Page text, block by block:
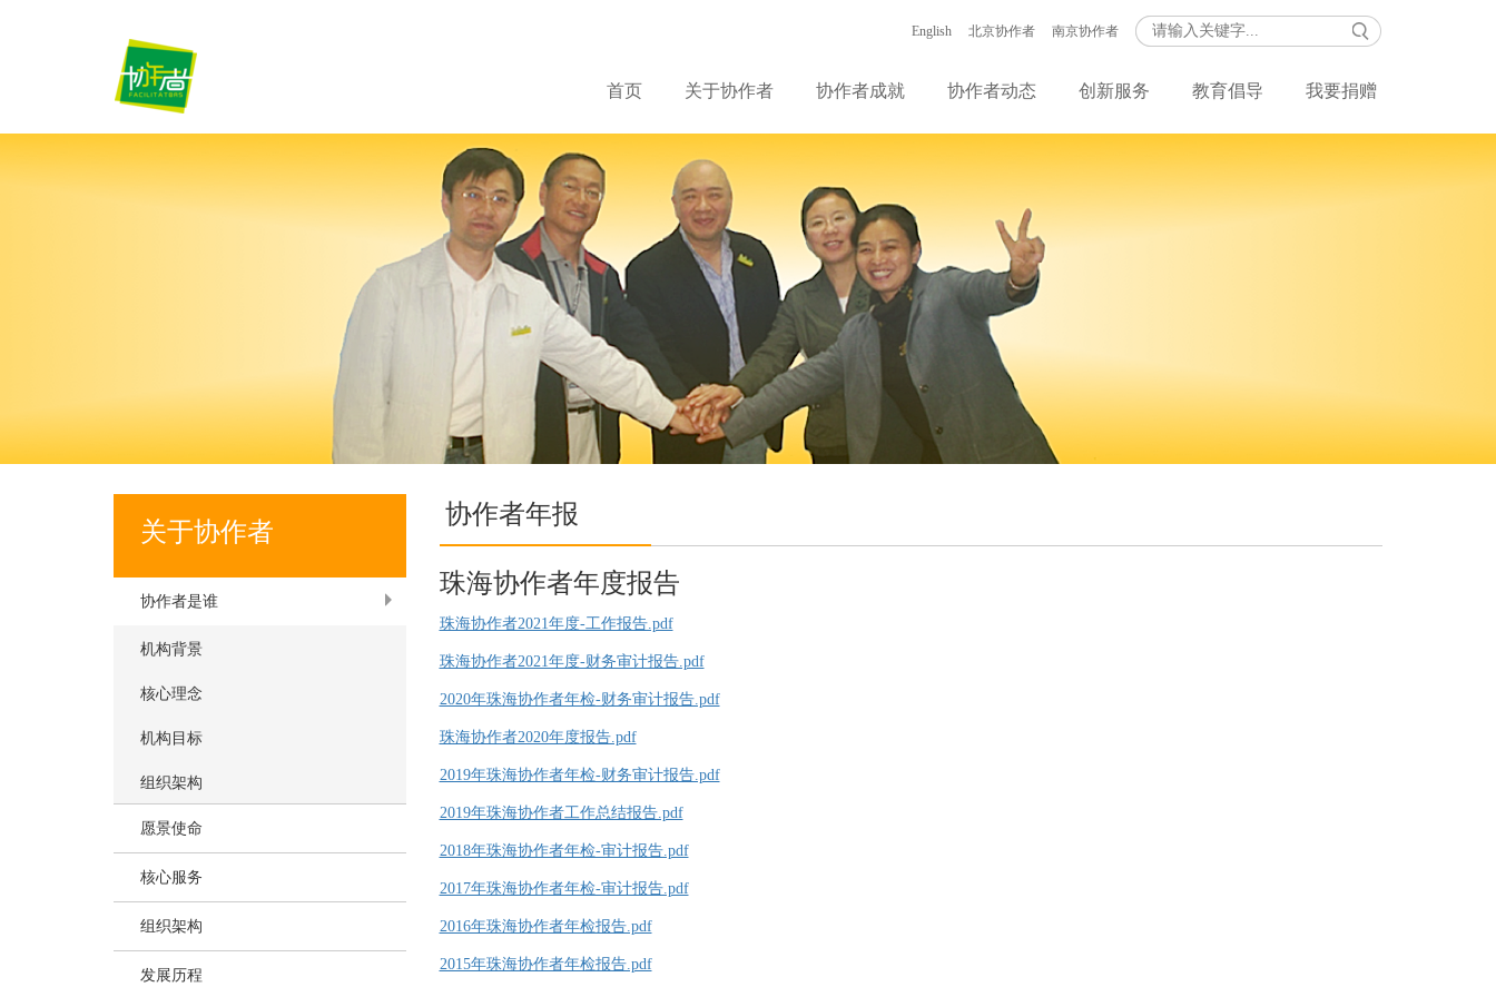
English 北京协作者 南京协作者
首页 关于协作者 协作者成就 协作者动态 创新服务 教育倡导 我要捐赠
关于协作者
协作者是谁
机构背景
核心理念
机构目标
组织架构
愿景使命
核心服务
组织架构
发展历程
协作者年报
珠海协作者年度报告
珠海协作者2021年度-工作报告.pdf
珠海协作者2021年度-财务审计报告.pdf
2020年珠海协作者年检-财务审计报告.pdf
珠海协作者2020年度报告.pdf
2019年珠海协作者年检-财务审计报告.pdf
2019年珠海协作者工作总结报告.pdf
2018年珠海协作者年检-审计报告.pdf
2017年珠海协作者年检-审计报告.pdf
2016年珠海协作者年检报告.pdf
2015年珠海协作者年检报告.pdf